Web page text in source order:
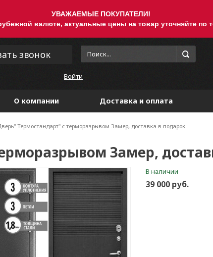
УВАЖАЕМЫЕ ПОКУПАТЕЛИ!
валюте, актуальные цены на товар уточняйте
звонок
Войти
О компании Доставка и оплата
Термостандарт" с терморазрывом Замер, доставка в подарок!
Замер,
В наличии
39 000 руб.